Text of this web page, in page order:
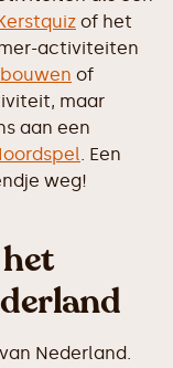
of het
activiteiten
of
maar
aan een
. Een
weg!
Nederland.